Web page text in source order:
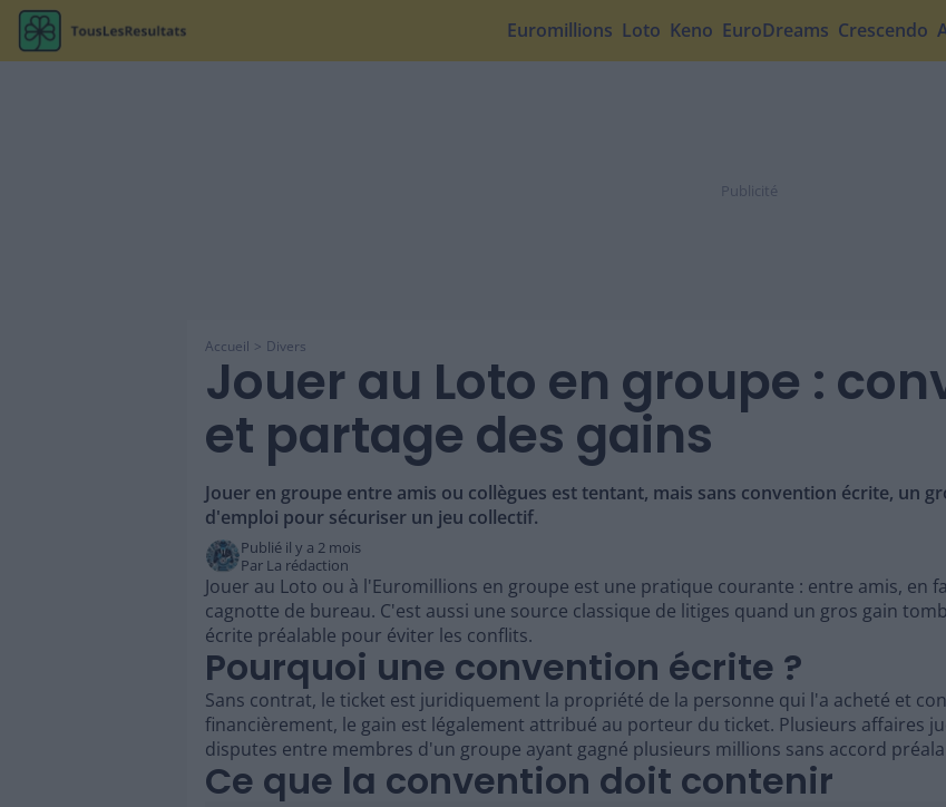
Euromillions Loto Keno EuroDreams Crescendo
Accueil Divers
Jouer au Loto en groupe :
et partage des gains
Jouer en groupe entre amis ou collègues est tentant, mais sans convention écrite, un
d'emploi pour sécuriser un jeu collectif.
Publié il y a 2 mois
Par La rédaction
Jouer au Loto ou à l'Euromillions en groupe est une pratique courante : entre amis, en
cagnotte de bureau. C'est aussi une source classique de litiges quand un gros gain
écrite préalable pour éviter les conflits.
Pourquoi une convention écrite ?
Sans contrat, le ticket est juridiquement la propriété de la personne qui l'a acheté et
financièrement, le gain est légalement attribué au porteur du ticket. Plusieurs affaires
disputes entre membres d'un groupe ayant gagné plusieurs millions sans accord
Ce que la convention doit contenir